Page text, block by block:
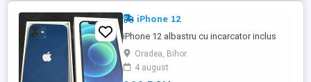
iPhone 12
iPhone 12 albastru cu incarcator inclus
Oradea, Bihor
4 august